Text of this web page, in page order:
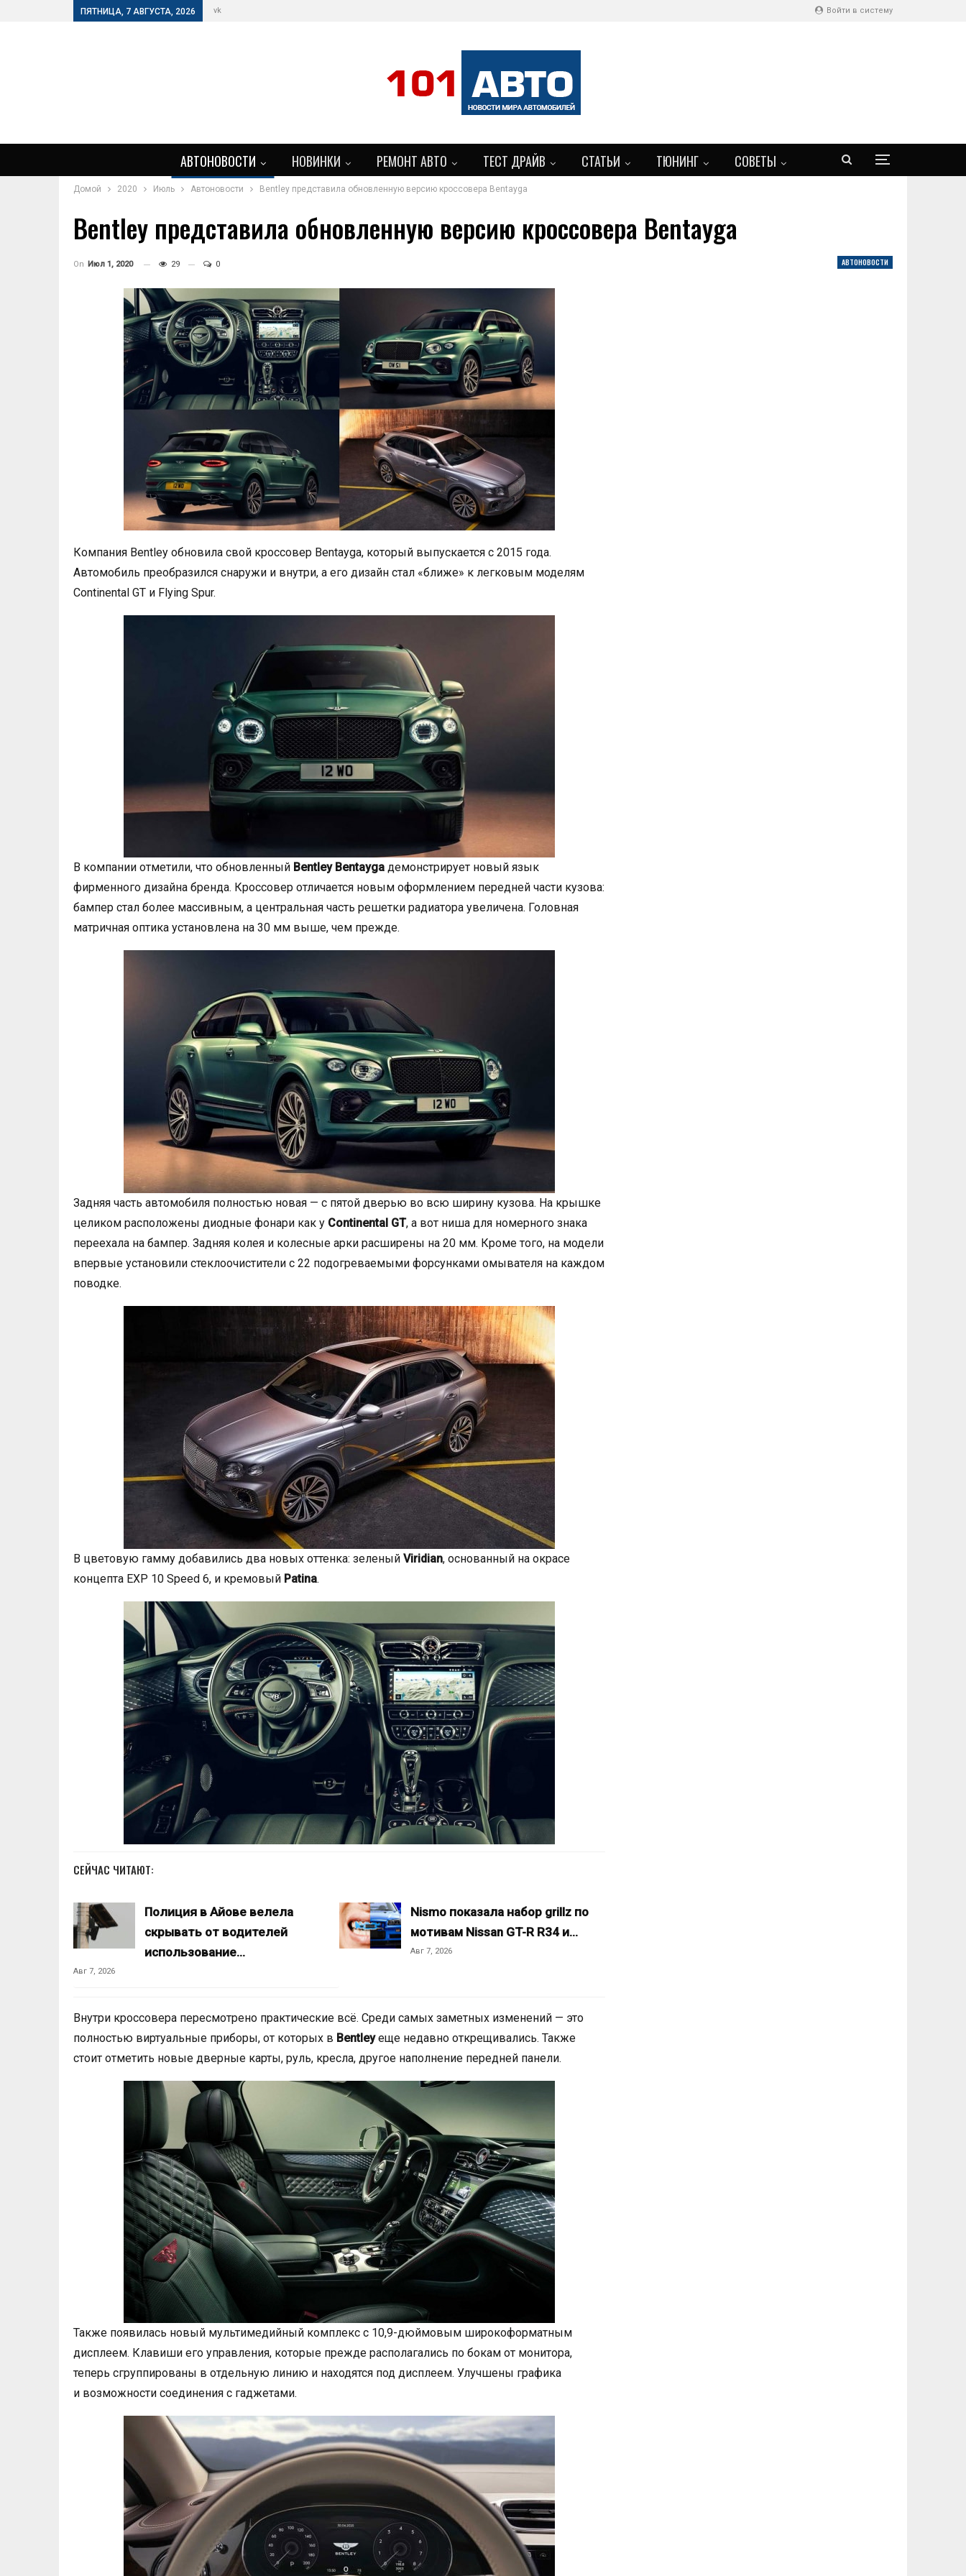
Войти в систему
ПЯТНИЦА, 7 АВГУСТА, 2026 vk
АВТОНОВОСТИ НОВИНКИ РЕМОНТ АВТО ТЕСТ ДРАЙВ СТАТЬИ ТЮНИНГ
СОВЕТЫ
БОЛЬШЕ
Домой 2020 Июль Автоновости Bentley представила обновленную версию кроссовера Bentayga
Bentley представила обновленную версию кроссовера Bentayga
АВТОНОВОСТИ
On Июл 1, 2020 29 0
Компания Bentley обновила свой кроссовер Bentayga, который выпускается с 2015 года.
Автомобиль преобразился снаружи и внутри, а его дизайн стал «ближе» к легковым моделям
Continental GT и Flying Spur.
В компании отметили, что обновленный Bentley Bentayga демонстрирует новый язык
фирменного дизайна бренда. Кроссовер отличается новым оформлением передней части кузова:
бампер стал более массивным, а центральная часть решетки радиатора увеличена. Головная
матричная оптика установлена на 30 мм выше, чем прежде.
Задняя часть автомобиля полностью новая — с пятой дверью во всю ширину кузова. На крышке
целиком расположены диодные фонари как у Continental GT, а вот ниша для номерного знака
переехала на бампер. Задняя колея и колесные арки расширены на 20 мм. Кроме того, на модели
впервые установили стеклоочистители с 22 подогреваемыми форсунками омывателя на каждом
поводке.
В цветовую гамму добавились два новых оттенка: зеленый Viridian, основанный на окрасе
концепта EXP 10 Speed 6, и кремовый Patina.
СЕЙЧАС ЧИТАЮТ:
Полиция в Айове велела
скрывать от водителей
использование…
Авг 7, 2026
Nismo показала набор grillz по
мотивам Nissan GT-R R34 и…
Авг 7, 2026
Внутри кроссовера пересмотрено практические всё. Среди самых заметных изменений — это
полностью виртуальные приборы, от которых в Bentleyеще недавно открещивались. Также
стоит отметить новые дверные карты, руль, кресла, другое наполнение передней панели.
Также появилась новый мультимедийный комплекс с 10,9-дюймовым широкоформатным
дисплеем. Клавиши его управления, которые прежде располагались по бокам от монитора,
теперь сгруппированы в отдельную линию и находятся под дисплеем. Улучшены графика
и возможности соединения с гаджетами.